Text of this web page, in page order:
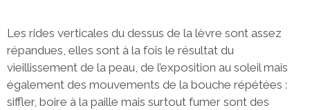
Les rides verticales du dessus de la lèvre sont assez
répandues, elles sont à la fois le résultat du
vieillissement de la peau, de l’exposition au soleil mais
également des mouvements de la bouche répétées :
siffler, boire à la paille mais surtout fumer sont des